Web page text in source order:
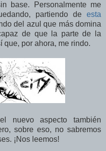
base. Personalmente me
partiendo de esta
del azul que más domina
de que la parte de la
que, por ahora, me rindo.
nuevo aspecto también
sobre eso, no sabremos
¡Nos leemos!